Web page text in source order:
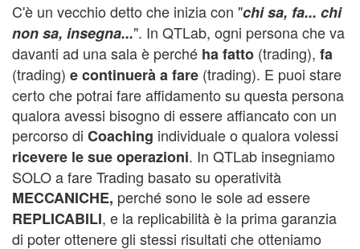
C'è un vecchio detto che inizia con "chi sa, fa... chi
non sa, insegna...". In QTLab, ogni persona che va
davanti ad una sala è perché ha fatto (trading), fa
(trading) e continuerà a fare (trading). E puoi stare
certo che potrai fare affidamento su questa persona
qualora avessi bisogno di essere affiancato con un
percorso di Coaching individuale o qualora volessi
ricevere le sue operazioni. In QTLab insegniamo
SOLO a fare Trading basato su operatività
MECCANICHE, perché sono le sole ad essere
REPLICABILI, e la replicabilità è la prima garanzia
di poter ottenere gli stessi risultati che otteniamo